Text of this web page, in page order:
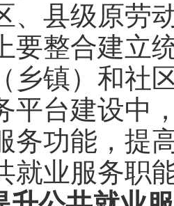
、县级原劳
要整合建立
乡镇）和社
平台建设中
务功能，提
就业服务职